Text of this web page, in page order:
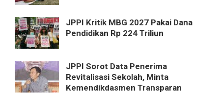
JPPI Kritik MBG 2027 Pakai Dana
Pendidikan Rp 224 Triliun
JPPI Sorot Data Penerima
Revitalisasi Sekolah, Minta
Kemendikdasmen Transparan